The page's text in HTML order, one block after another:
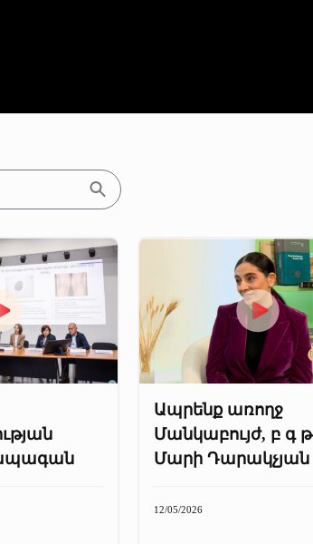
Ապրենք առողջ
Մանկաբույժ, բ գ թ
Մարի Դարակչյան
12/05/2026